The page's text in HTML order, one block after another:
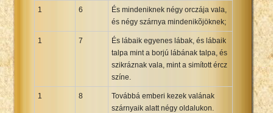
1 6
És mindeniknek négy orczája vala,
és négy szárnya mindenikõjöknek;
1 7
És lábaik egyenes lábak, és lábaik
talpa mint a borjú lábának talpa, és
szikráznak vala, mint a simított ércz
színe.
1 8
Továbbá emberi kezek valának
szárnyaik alatt négy oldalukon.